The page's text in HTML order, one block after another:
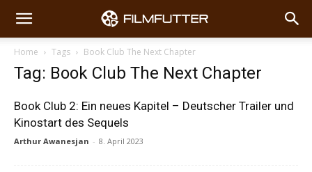
Home Tags Book Club The Next Chapter
Tag: Book Club The Next Chapter
Book Club 2: Ein neues Kapitel – Deutscher Trailer und
Kinostart des Sequels
Arthur Awanesjan - 8. April 2023